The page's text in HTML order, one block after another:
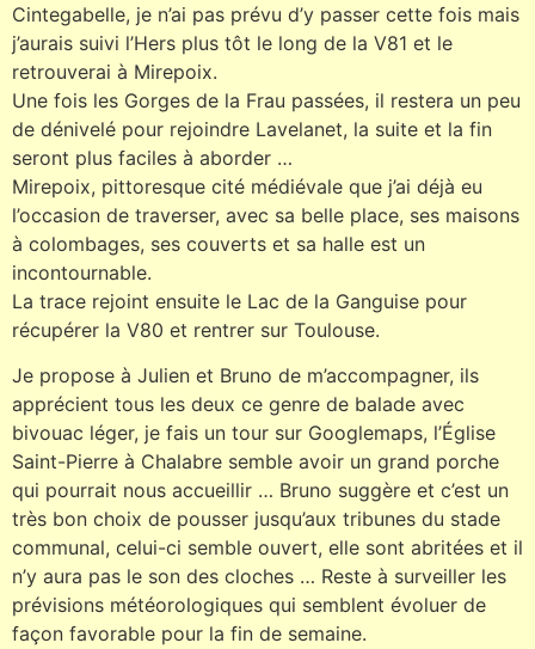
Cintegabelle, je n’ai pas prévu d’y passer cette fois mais
j’aurais suivi l’Hers plus tôt le long de la V81 et le
retrouverai à Mirepoix.
Une fois les Gorges de la Frau passées, il restera un peu
de dénivelé pour rejoindre Lavelanet, la suite et la fin
seront plus faciles à aborder …
Mirepoix, pittoresque cité médiévale que j’ai déjà eu
l’occasion de traverser, avec sa belle place, ses maisons
à colombages, ses couverts et sa halle est un
incontournable.
La trace rejoint ensuite le Lac de la Ganguise pour
récupérer la V80 et rentrer sur Toulouse.
Je propose à Julien et Bruno de m’accompagner, ils
apprécient tous les deux ce genre de balade avec
bivouac léger, je fais un tour sur Googlemaps, l’Église
Saint-Pierre à Chalabre semble avoir un grand porche
qui pourrait nous accueillir … Bruno suggère et c’est un
très bon choix de pousser jusqu’aux tribunes du stade
communal, celui-ci semble ouvert, elle sont abritées et il
n’y aura pas le son des cloches … Reste à surveiller les
prévisions météorologiques qui semblent évoluer de
façon favorable pour la fin de semaine.